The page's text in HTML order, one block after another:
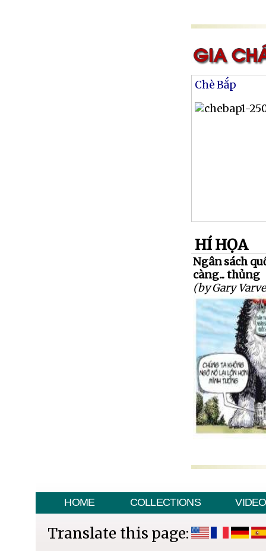
Chè Bắp
HÍ HỌA
Ngân sách
càng... thủng
(by Gary
HOME COLLECTIONS VIDEO
Translate this page: